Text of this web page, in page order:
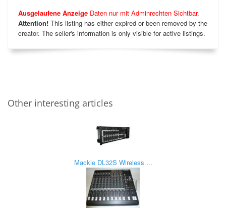
Ausgelaufene Anzeige Daten nur mit Adminrechten Sichtbar.
Attention! This listing has either expired or been removed by the
creator. The seller's information is only visible for active listings.
Other interesting articles
Mackie DL32S Wireless ...